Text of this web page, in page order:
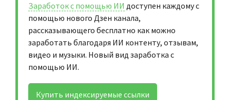
Заработок с помощью ИИ доступен каждому с
помощью нового Дзен канала,
рассказывающего бесплатно как можно
заработать благодаря ИИ контенту, отзывам,
видео и музыки. Новый вид заработка с
помощью ИИ.
Купить индексируемые ссылки